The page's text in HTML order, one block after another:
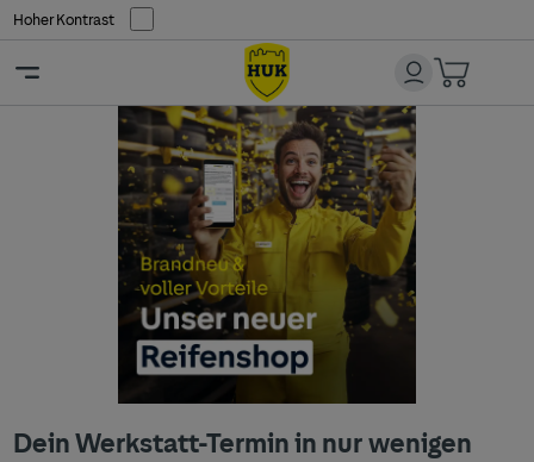
Hoher Kontrast
Dein Werkstatt-Termin in nur wenigen